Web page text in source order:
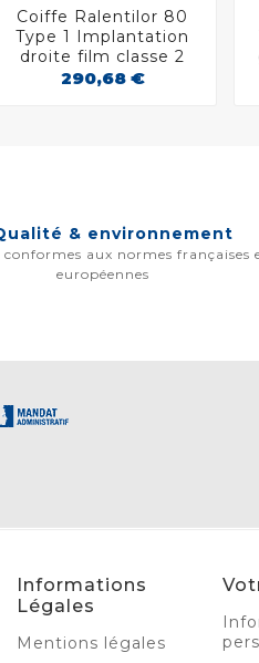
 
Coiffe Ralentilor 80
Type 1 Implantation
droite film classe 2
290,68 €
& environnement
aux normes françaises
européennes
Informations
Légales
Mentions légales